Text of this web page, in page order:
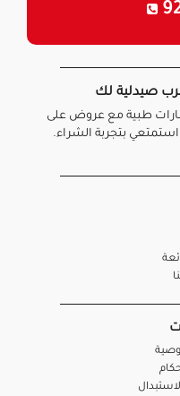
صيدلية لك
طبية مع عروض على
استمتعي بتجربة الشراء.